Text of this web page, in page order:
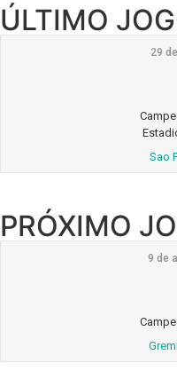
ÚLTIMO
29
Sao
PRÓXIMO
9 de